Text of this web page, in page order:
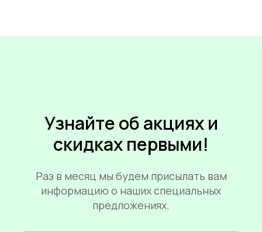
Узнайте об акциях и
скидках первыми!
Раз в месяц мы будем присылать вам
информацию о наших специальных
предложениях.